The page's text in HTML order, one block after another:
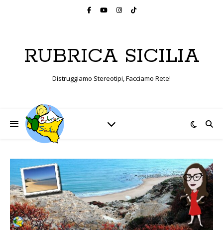
RUBRICA SICILIA
Distruggiamo Stereotipi, Facciamo Rete!